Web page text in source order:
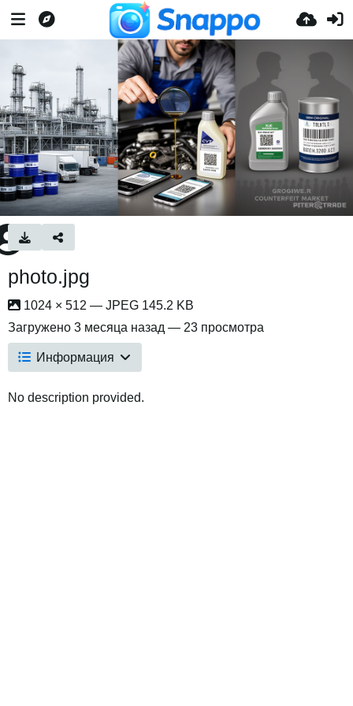
photo.jpg
1024 × 512 — JPEG 145.2 KB
Загружено 3 месяца назад — 23 просмотра
Информация
No description provided.